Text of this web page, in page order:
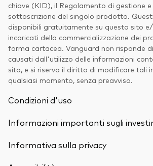
chiave (KID), il Regolamento di gestione
sottoscrizione del singolo prodotto.
disponibili gratuitamente su questo sito
incaricati della commercializzazione dei
forma cartacea. Vanguard non risponde
causati dall'utilizzo delle informazioni
sito, e si riserva il diritto di modificare tali
qualsiasi momento, senza preavviso.
Condizioni d'uso
Informazioni importanti sugli
Informativa sulla privacy